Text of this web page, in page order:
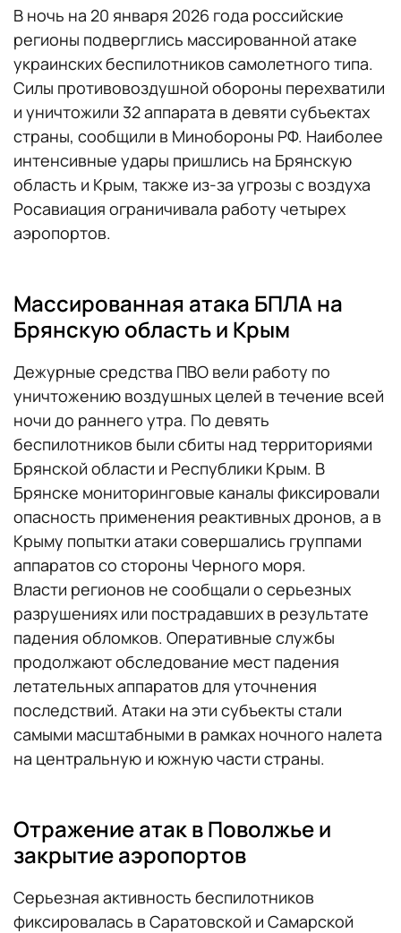
В ночь на 20 января 2026 года российские
регионы подверглись массированной атаке
украинских беспилотников самолетного типа.
Силы противовоздушной обороны перехватили
и уничтожили 32 аппарата в девяти субъектах
страны, сообщили в Минобороны РФ. Наиболее
интенсивные удары пришлись на Брянскую
область и Крым, также из-за угрозы с воздуха
Росавиация ограничивала работу четырех
аэропортов.
Массированная атака БПЛА на
Брянскую область и Крым
Дежурные средства ПВО вели работу по
уничтожению воздушных целей в течение всей
ночи до раннего утра. По девять
беспилотников были сбиты над территориями
Брянской области и Республики Крым. В
Брянске мониторинговые каналы фиксировали
опасность применения реактивных дронов, а в
Крыму попытки атаки совершались группами
аппаратов со стороны Черного моря.
Власти регионов не сообщали о серьезных
разрушениях или пострадавших в результате
падения обломков. Оперативные службы
продолжают обследование мест падения
летательных аппаратов для уточнения
последствий. Атаки на эти субъекты стали
самыми масштабными в рамках ночного налета
на центральную и южную части страны.
Отражение атак в Поволжье и
закрытие аэропортов
Серьезная активность беспилотников
фиксировалась в Саратовской и Самарской